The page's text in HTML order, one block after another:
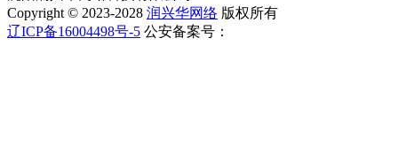
Copyright © 2023-2028 润兴华网络 版权所有
辽ICP备16004498号-5 公安备案号：